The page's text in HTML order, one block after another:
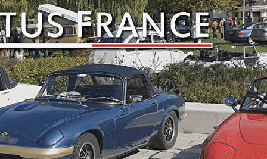
Exporter les lignes sélectionnées
Exporter toutes les colonnes
Exporter uniquement les colonnes affichées
Menu
<
>
Sorties circuit
Balades touristiques
Manifestations et salons
?>